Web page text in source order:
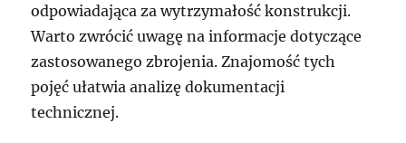
odpowiadająca za wytrzymałość konstrukcji.
Warto zwrócić uwagę na informacje dotyczące
zastosowanego zbrojenia. Znajomość tych
pojęć ułatwia analizę dokumentacji
technicznej.